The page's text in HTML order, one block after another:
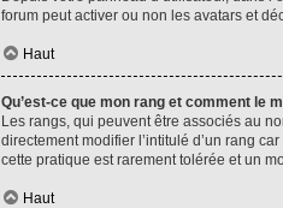
forum peut activer ou non les avatars et
Haut
Qu’est-ce que mon rang et comment le
Les rangs, qui peuvent être associés au
directement modifier l’intitulé d’un rang
cette pratique est rarement tolérée et un
Haut